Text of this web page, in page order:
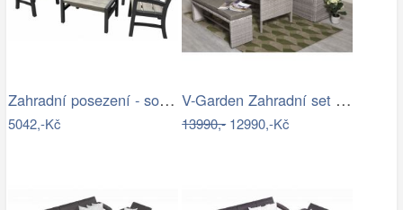
Zahradní posezení - souprava - UZN
5042,-Kč
V-Garden Zahradní set TUNIS SET 6
13990,-12990,-Kč